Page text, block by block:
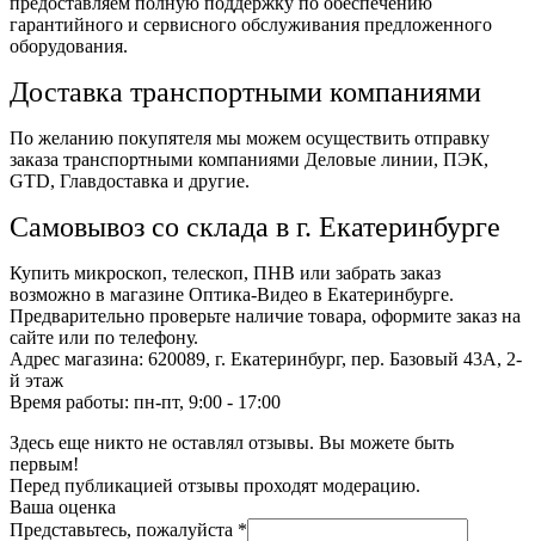
гарантийного и сервисного обслуживания предложенного
оборудования.
Доставка транспортными компаниями
По желанию покупятеля мы можем осуществить отправку
заказа транспортными компаниями Деловые линии, ПЭК,
GTD, Главдоставка и другие.
Самовывоз со склада в г. Екатеринбурге
Купить микроскоп, телескоп, ПНВ или забрать заказ
возможно в магазине Оптика-Видео в Екатеринбурге.
Предварительно проверьте наличие товара, оформите заказ на
сайте или по телефону.
Адрес магазина: 620089, г. Екатеринбург, пер. Базовый 43А, 2-
й этаж
Время работы: пн-пт, 9:00 - 17:00
Здесь еще никто не оставлял отзывы. Вы можете быть
первым!
Перед публикацией отзывы проходят модерацию.
Ваша оценка
Представьтесь, пожалуйста *